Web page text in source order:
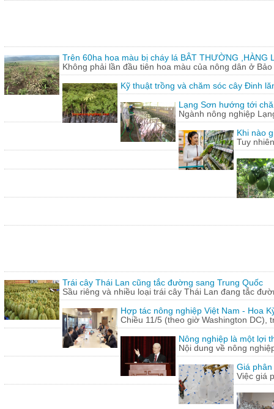
Trên 60ha hoa màu bị cháy lá BÂT THƯỜNG
Không phải lần đầu tiên hoa màu của nông dân ở
Kỹ thuật trồng và chăm sóc cây Đinh
Lạng Sơn hướng tới
Ngành nông nghiệp
Khi nào
Tuy
Trái cây Thái Lan cũng tắc đường sang Trung Quốc
Sầu riêng và nhiều loại trái cây Thái Lan đang tắc
Hợp tác nông nghiệp Việt Nam - Hoa
Chiều 11/5 (theo giờ Washington DC),
Nông nghiệp là một lợi
Nội dung về nông
Giá
Việc giá